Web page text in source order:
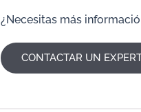
¿Necesitas más
CONTACTAR UN